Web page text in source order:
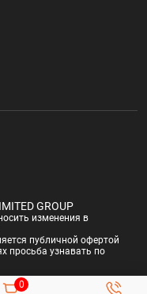
GROUP
изменения в
публичной офертой
просьба узнавать по
0